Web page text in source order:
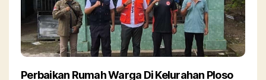
Perbaikan Rumah Warga Di Kelurahan Ploso